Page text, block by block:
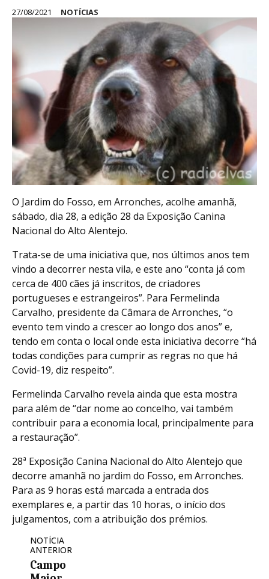
27/08/2021 NOTÍCIAS
O Jardim do Fosso, em Arronches, acolhe amanhã,
sábado, dia 28, a edição 28 da Exposição Canina
Nacional do Alto Alentejo.
Trata-se de uma iniciativa que, nos últimos anos tem
vindo a decorrer nesta vila, e este ano “conta já com
cerca de 400 cães já inscritos, de criadores
portugueses e estrangeiros”. Para Fermelinda
Carvalho, presidente da Câmara de Arronches, “o
evento tem vindo a crescer ao longo dos anos” e,
tendo em conta o local onde esta iniciativa decorre “há
todas condições para cumprir as regras no que há
Covid-19, diz respeito”.
Fermelinda Carvalho revela ainda que esta mostra
para além de “dar nome ao concelho, vai também
contribuir para a economia local, principalmente para
a restauração”.
28ª Exposição Canina Nacional do Alto Alentejo que
decorre amanhã no jardim do Fosso, em Arronches.
Para as 9 horas está marcada a entrada dos
exemplares e, a partir das 10 horas, o início dos
julgamentos, com a atribuição dos prémios.
NOTÍCIA
ANTERIOR
Campo